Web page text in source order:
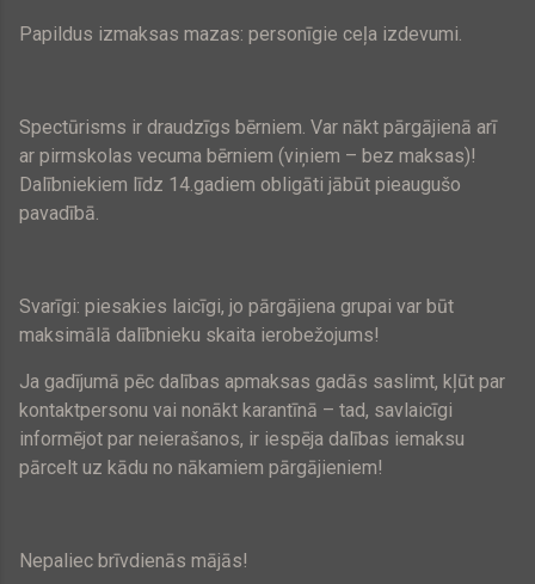
Papildus izmaksas mazas: personīgie ceļa izdevumi.
Spectūrisms ir draudzīgs bērniem. Var nākt pārgājienā arī
ar pirmskolas vecuma bērniem (viņiem – bez maksas)!
Dalībniekiem līdz 14.gadiem obligāti jābūt pieaugušo
pavadībā.
Svarīgi: piesakies laicīgi, jo pārgājiena grupai var būt
maksimālā dalībnieku skaita ierobežojums!
Ja gadījumā pēc dalības apmaksas gadās saslimt, kļūt par
kontaktpersonu vai nonākt karantīnā – tad, savlaicīgi
informējot par neierašanos, ir iespēja dalības iemaksu
pārcelt uz kādu no nākamiem pārgājieniem!
Nepaliec brīvdienās mājās!